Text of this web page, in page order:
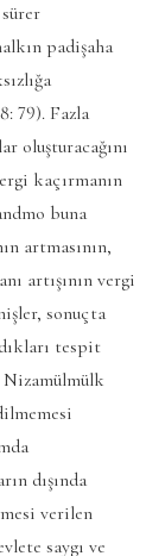
padişaha
79). Fazla
oluşturacağını
kaçırmanın
buna
artmasının,
artışının vergi
sonuçta
tespit
Nizamülmülk
dışında
verilen
saygı ve